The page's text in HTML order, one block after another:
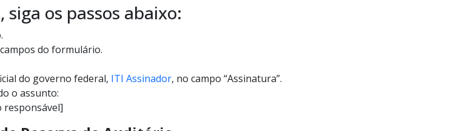
os passos abaixo:
do formulário.
do governo federal, ITI Assinador, no campo “Assinatura”.
o assunto: